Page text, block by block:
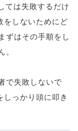
ては失敗するだけ
をしないためにど
ずはその手順をし
で失敗しないで
っかり頭に叩き